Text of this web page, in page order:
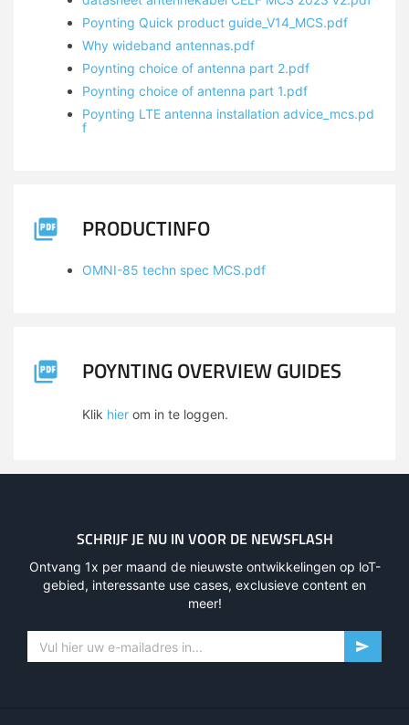
Poynting Quick product guide_V14_MCS.pdf
Why wideband antennas.pdf
Poynting choice of antenna part 2.pdf
Poynting choice of antenna part 1.pdf
Poynting LTE antenna installation advice_mcs.pd
f
PRODUCTINFO
OMNI-85 techn spec MCS.pdf
POYNTING OVERVIEW GUIDES
Klik hier om in te loggen.
SCHRIJF JE NU IN VOOR DE NEWSFLASH
Ontvang 1x per maand de nieuwste ontwikkelingen op loT-
gebied, interessante use cases, exclusieve content en
meer!